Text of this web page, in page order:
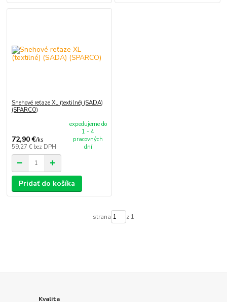
Snehové reťaze XL (textilné) (SADA)
(SPARCO)
72,90 €/ks
59,27 € bez DPH
expedujeme do
1 - 4
pracovných
dní
Pridať do košíka
strana z 1
Kvalita